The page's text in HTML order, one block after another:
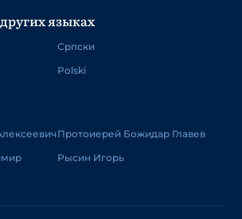
языках
Српски
Polski
Протоиерей Божидар Главев
Рысин Игорь